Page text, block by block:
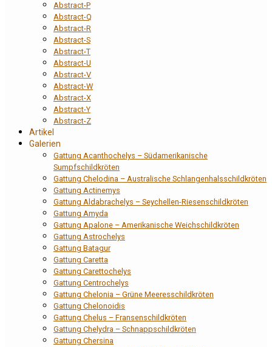
Abstract-P
Abstract-Q
Abstract-R
Abstract-S
Abstract-T
Abstract-U
Abstract-V
Abstract-W
Abstract-X
Abstract-Y
Abstract-Z
Artikel
Galerien
Gattung Acanthochelys – Südamerikanische
Sumpfschildkröten
Gattung Chelodina – Australische Schlangenhalsschildkröten
Gattung Actinemys
Gattung Aldabrachelys – Seychellen-Riesenschildkröten
Gattung Amyda
Gattung Apalone – Amerikanische Weichschildkröten
Gattung Astrochelys
Gattung Batagur
Gattung Caretta
Gattung Carettochelys
Gattung Centrochelys
Gattung Chelonia – Grüne Meeresschildkröten
Gattung Chelonoidis
Gattung Chelus – Fransenschildkröten
Gattung Chelydra – Schnappschildkröten
Gattung Chersina